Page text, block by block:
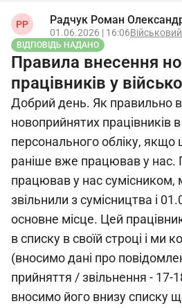
РР Радчук Роман
01.06.2026 | 16:06
ВІДПОВІДЬ НАДАНО
Правила внесення
працівників у
Добрий день. Як правильно
новоприйнятих працівників
персонального обліку, якщо
раніше вже працював у нас.
працював у нас сумісником,
звільнили з сумісництва і
основне місце. Цей
в списку в своїй строці і ми
(вносимо дані про
прийняття / звільнення - 17-
вносимо його внизу списку